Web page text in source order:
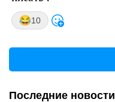
10
Последние новости